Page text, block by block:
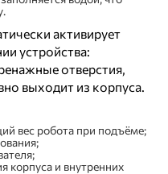
активирует
устройства:
отверстия,
выходит из корпуса.
вес робота при подъёме;
корпуса и внутренних